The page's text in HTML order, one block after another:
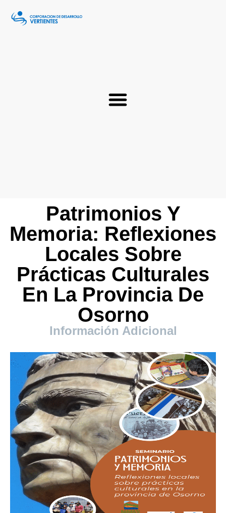
Patrimonios Y
Memoria: Reflexiones
Locales Sobre
Prácticas Culturales
En La Provincia De
Osorno
Información Adicional